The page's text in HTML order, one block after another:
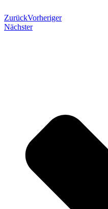
ZurückVorheriger
Nächster